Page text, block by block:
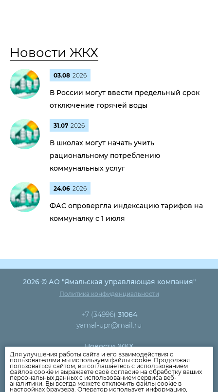
Новости ЖКХ
03.08 2026
В России могут ввести предельный срок
отключение горячей воды
31.07 2026
В школах могут начать учить
рациональному потреблению
коммунальных услуг
24.06 2026
ФАС опровергла индексацию тарифов на
коммуналку с 1 июля
2026 © АО "Ямальская управляющая компания"
Политика конфиденциальности
+7 (34996) 31064
yamal-upr@mail.ru
Новости ЖКХ
Новости компании
Как оплатить
Дома
Для улучшения работы сайта и его взаимодействия с
пользователями мы используем файлы cookie. Продолжая
пользоваться сайтом, вы соглашаетесь с использованием
файлов cookie и выражаете своё согласие на обработку ваших
персональных данных с использованием сервиса веб-
аналитики. Вы всегда можете отключить файлы cookie в
настройках браузера. Оператор использует информацию,